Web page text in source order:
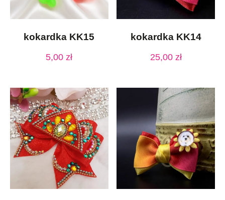
kokardka KK15
5,00zł
kokardka KK14
25,00 zł